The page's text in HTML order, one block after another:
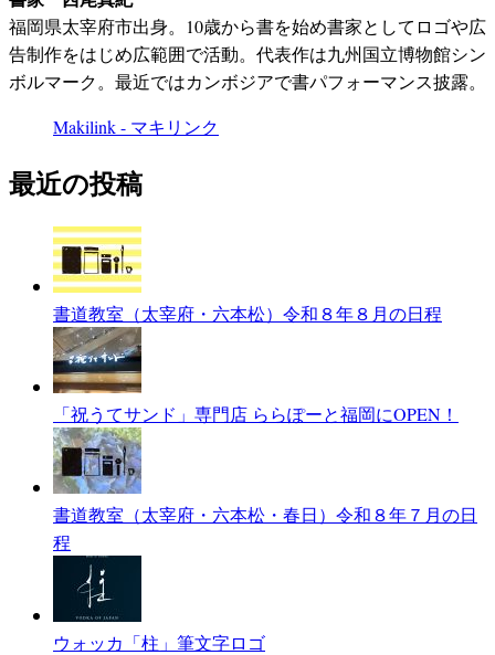
福岡県太宰府市出身。10歳から書を始め書家としてロゴや広
告制作をはじめ広範囲で活動。代表作は九州国立博物館シン
ボルマーク。最近ではカンボジアで書パフォーマンス披露。
Makilink - マキリンク
最近の投稿
書道教室（太宰府・六本松）令和８年８月の日程
「祝うてサンド」専門店 ららぽーと福岡にOPEN！
書道教室（太宰府・六本松・春日）令和８年７月の日
程
ウォッカ「柱」筆文字ロゴ